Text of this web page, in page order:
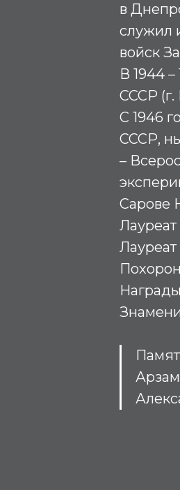
в
служил
войск
В 1944
СССР (г.
С 1946
СССР,
–
Сарове
Знамени